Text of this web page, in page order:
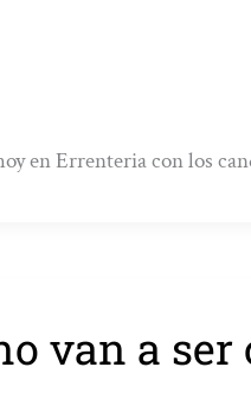
en Errenteria con los
van a ser